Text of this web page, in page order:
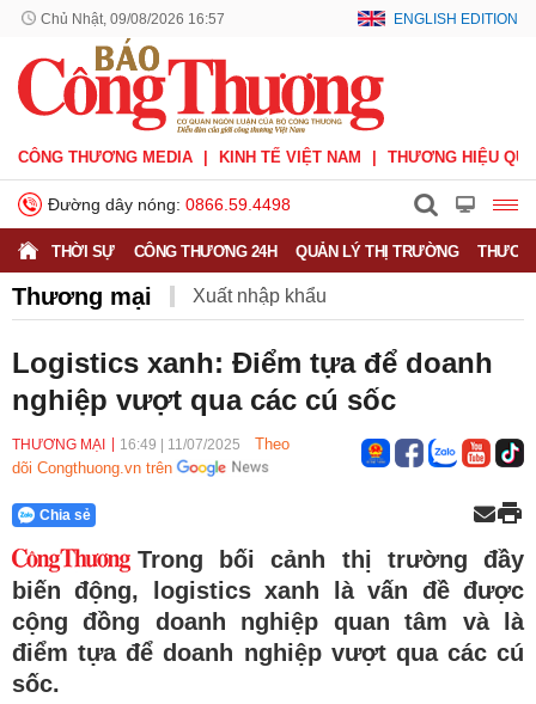
Chủ Nhật, 09/08/2026 16:57 ENGLISH EDITION
CÔNG THƯƠNG MEDIA KINH TẾ VIỆT NAM THƯƠNG HIỆU
Đường dây nóng: 0866.59.4498
THỜI SỰ CÔNG THƯƠNG 24H QUẢN LÝ THỊ TRƯỜNG
Thương mại Xuất nhập khẩu
Thương hiệu quốc gia
Xuất xứ hàng hóa Xúc tiến thương mại
Thương mại điện tử
Logistics xanh: Điểm tựa để doanh
nghiệp vượt qua các cú sốc
THƯƠNG MẠI 16:49 11/07/2025
Theo
dõi Congthuong.vn trên
Chia sẻ
Trong bối cảnh thị trường đầy
biến động, logistics xanh là vấn đề được
cộng đồng doanh nghiệp quan tâm và là
điểm tựa để doanh nghiệp vượt qua các cú
sốc.